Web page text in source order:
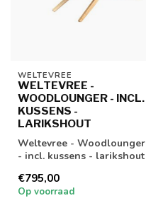
WELTEVREE
WELTEVREE -
WOODLOUNGER - INCL.
KUSSENS -
LARIKSHOUT
Weltevree - Woodlounger
- incl. kussens - larikshout
€795,00
Op voorraad